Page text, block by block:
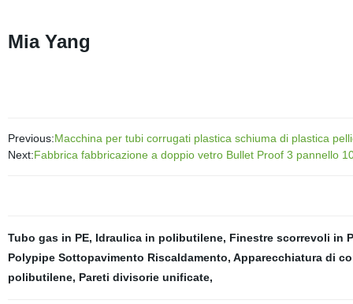
Mia Yang
Previous:Macchina per tubi corrugati plastica schiuma di plastica
Next:Fabbrica fabbricazione a doppio vetro Bullet Proof 3 pannello
Tubo gas in PE, Idraulica in polibutilene, Finestre scorrevoli in
Polypipe Sottopavimento Riscaldamento, Apparecchiatura di
polibutilene, Pareti divisorie unificate,